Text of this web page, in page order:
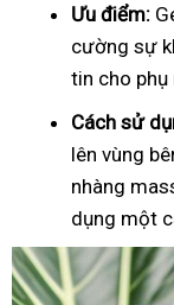
Ưu điểm:
cường sự
tin cho phụ
Cách sử
lên vùng
nhàng
dụng một